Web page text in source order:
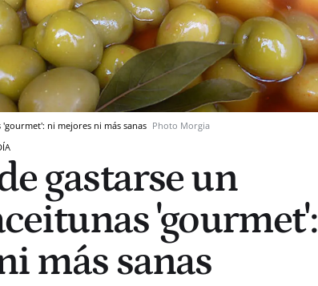
ni mejores ni más sanas Photo Morgia
gastarse un
'gourmet':
más sanas